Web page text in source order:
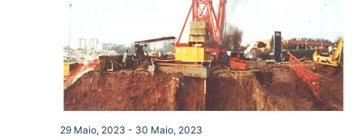
29 Maio, 2023 - 30 Maio, 2023